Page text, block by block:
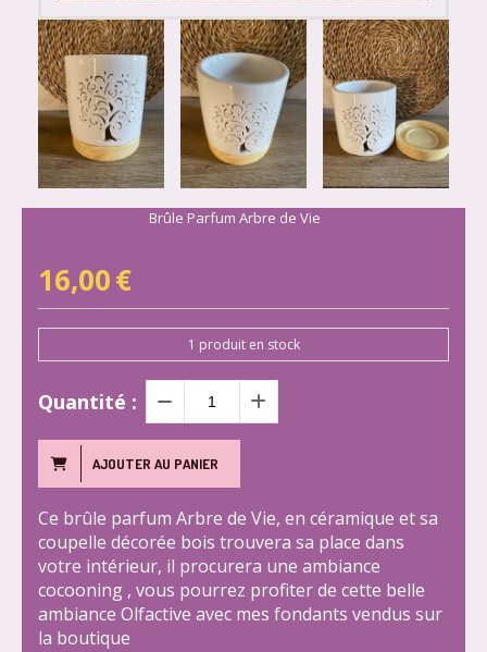
Brûle Parfum Arbre de Vie
16,00€
1 produit en stock
Quantité :
AJOUTER AU PANIER
Ce brûle parfum Arbre de Vie, en céramique et sa
coupelle décorée bois trouvera sa place dans
votre intérieur, il procurera une ambiance
cocooning , vous pourrez profiter de cette belle
ambiance Olfactive avec mes fondants vendus sur
la boutique